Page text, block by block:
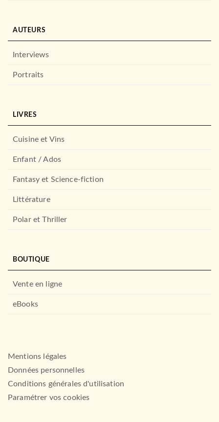
AUTEURS
Interviews
Portraits
LIVRES
Cuisine et Vins
Enfant / Ados
Fantasy et Science-fiction
Littérature
Polar et Thriller
BOUTIQUE
Vente en ligne
eBooks
Mentions légales
Données personnelles
Conditions générales d'utilisation
Paramétrer vos cookies